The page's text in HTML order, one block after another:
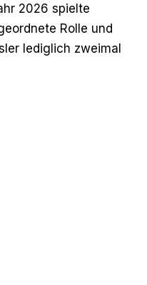
2026 spielte
Rolle und
lediglich zweimal